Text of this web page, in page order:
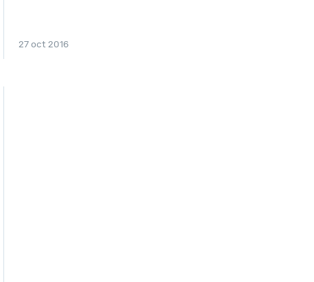
27 oct 2016